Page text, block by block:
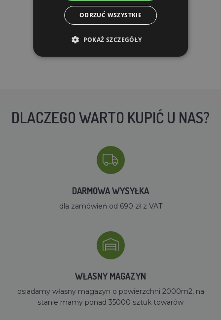
W MAGAZYNIE
DLACZEGO WARTO KUPIĆ U NAS?
DARMOWA WYSYŁKA
dla zamówień od 690 zł z VAT
WŁASNY MAGAZYN
osiadamy własny magazyn o powierzchni 2000m2, na
stanie mamy ponad 35000 sztuk towarów
ODRZUĆ WSZYSTKIE
POKAŻ SZCZEGÓŁY